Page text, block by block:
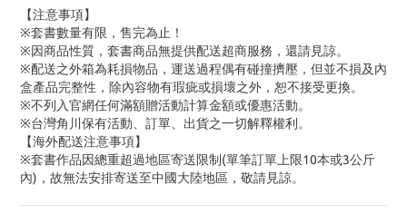
【注意事項】
※套書數量有限，售完為止！
※因商品性質，套書商品無提供配送超商服務，還請見諒。
※配送之外箱為耗損物品，運送過程偶有碰撞擠壓，但並不損及內
盒產品完整性，除內容物有瑕疵或損壞之外，恕不接受更換。
※不列入官網任何滿額贈活動計算金額或優惠活動。
※台灣角川保有活動、訂單、出貨之一切解釋權利。
【海外配送注意事項】
※套書作品因總重超過地區寄送限制(單筆訂單上限10本或3公斤
內)，故無法安排寄送至中國大陸地區，敬請見諒。